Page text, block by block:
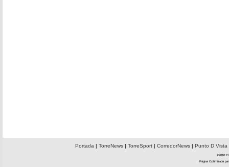
Portada | TorreNews| TorreSport| CorredorNews| Punto D Vista
©2010 El
Página Optimizada